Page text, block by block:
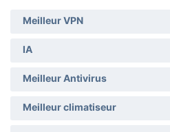
Meilleur VPN
IA
Meilleur Antivirus
Meilleur climatiseur